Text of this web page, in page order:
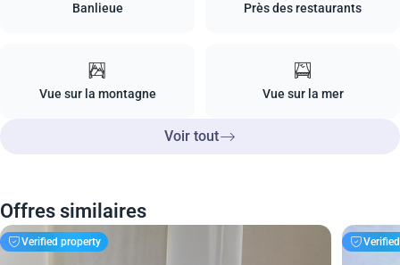
Banlieue Près des restaurants
Vue sur la montagne Vue sur la mer
Voir tout
Offres similaires
Verified property